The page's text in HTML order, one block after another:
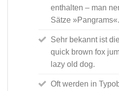
enthalten – man
Sätze »Pangrams«.
Sehr bekannt ist
quick brown fox
lazy old dog.
Oft werden in